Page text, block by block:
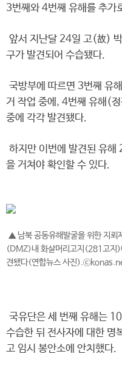
3번째와 4번째 유해를 추가
앞서 지난달 24일 고(故)
구가 발견되어 수습됐다.
국방부에 따르면 3번째 유
거 작업 중에, 4번째 유해(
중에 각각 발견됐다.
하지만 이번에 발견된 유해
을 거쳐야 확인할 수 있다.
▲ 남북 공동유해발굴을 위한 지뢰
(DMZ)내 화살머리고지(281고지)
견됐다(연합뉴스 사진
국유단은 세 번째 유해는
수습한 뒤 전사자에 대한 명
고 임시 봉안소에 안치했다.